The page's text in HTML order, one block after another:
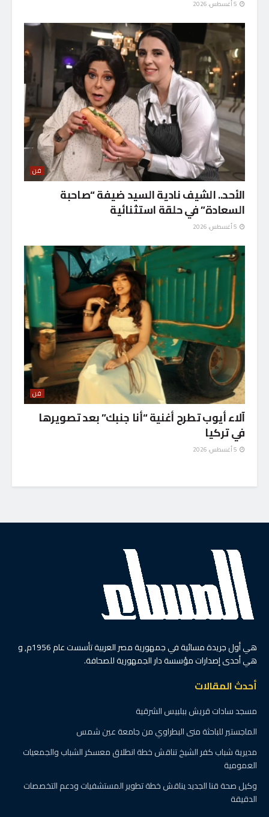
فن
الأحد.. الشيف نادية السيد ضيفة “صاحبة
السعادة” في حلقة استثنائية
فن
آلاء أيوب تطرح أغنية “أنا جنبك” بعد تصويرها
في تركيا
هي أول جريدة مسائية في جمهورية مصر العربية تأسست عام 1956م, و
هي أحدى إصدارات مؤسسة دار الجمهورية للصحافة.
أحدث المقالات
مسجد سادات قريش ببلبيس الشرقية
الماجستير للباحثة منى البطراوي من جامعة عين شمس
مديرية شباب كفر الشيخ تناقش خطة انطلاق معسكر الشباب والجمعيات
العمومية
وكيل صحة قنا الجديد يناقش خطة تطوير المستشفيات ودعم التخصصات
الدقيقة